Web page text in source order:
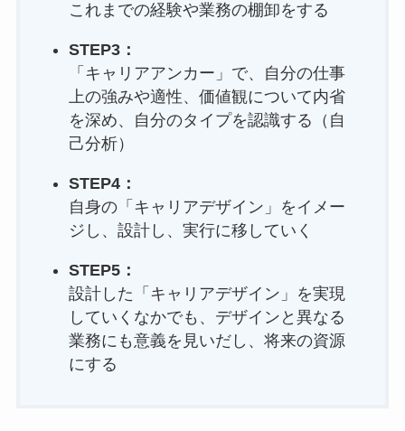
これまでの経験や業務の棚卸をする
STEP3：
「キャリアアンカー」で、自分の仕事
上の強みや適性、価値観について内省
を深め、自分のタイプを認識する（自
己分析）
STEP4：
自身の「キャリアデザイン」をイメー
ジし、設計し、実行に移していく
STEP5：
設計した「キャリアデザイン」を実現
していくなかでも、デザインと異なる
業務にも意義を見いだし、将来の資源
にする